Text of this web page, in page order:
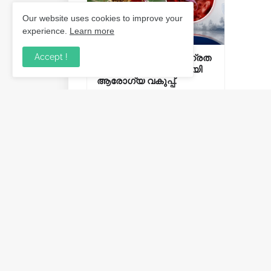
മലമ്പനിക്കെതിരെ ജാഗ്രത
വേണം; മുന്നറിയിപ്പുമായി
ആരോഗ്യ വകുപ്പ്.
Our website uses cookies to improve your
experience. Learn more
Accept !